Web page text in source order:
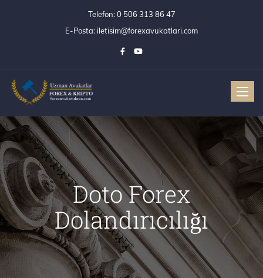
Telefon:0 506 313 86 47
E-Posta: iletisim@forexavukatlari.com
Doto Forex
Dolandırıcılığı